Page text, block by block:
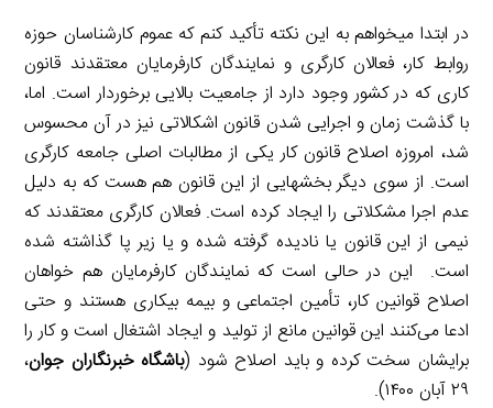
در ابتدا می­خواهم به این نکته تأکید کنم که عموم کارشناسان حوزه
روابط کار، فعالان کارگری و نمایندگان کارفرمایان معتقدند قانون
کاری که در کشور وجود دارد از جامعیت بالایی برخوردار است. اما،
با گذشت زمان و اجرایی شدن قانون اشکالاتی نیز در آن محسوس
شد، امروزه اصلاح قانون کار یکی از مطالبات اصلی جامعه کارگری
است. از سوی دیگر بخش­هایی از این قانون هم هست که به دلیل
عدم اجرا مشکلاتی را ایجاد کرده است. فعالان کارگری معتقدند که
نیمی از این قانون یا نادیده گرفته ‌شده و یا زیر پا گذاشته شده
است. این در حالی است که نمایندگان کارفرمایان هم خواهان
اصلاح قوانین کار، تأمین اجتماعی و بیمه بیکاری هستند و حتی
ادعا می‌کنند این قوانین مانع از تولید و ایجاد اشتغال است و کار را
برایشان سخت کرده و باید اصلاح شود (باشگاه خبرنگاران جوان،
۲۹ آبان ۱۴۰۰).